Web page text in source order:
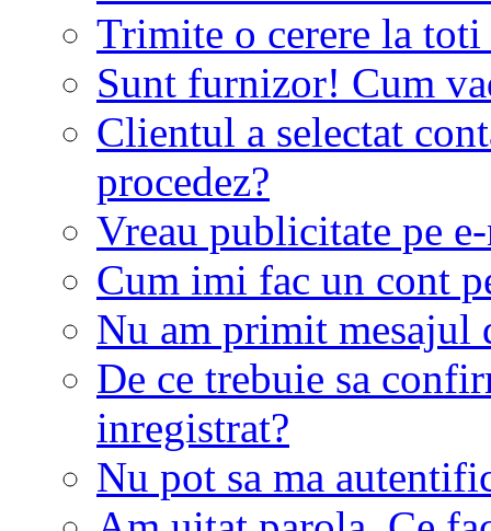
Trimite o cerere la
Sunt furnizor! Cum
Clientul a selectat
procedez?
Vreau publicitate pe
Cum imi fac un cont
Nu am primit mesajul
De ce trebuie sa
inregistrat?
Nu pot sa ma